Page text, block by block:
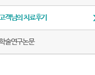
객님의 치료후기
술연구논문